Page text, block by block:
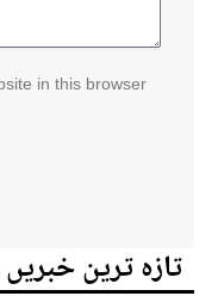
in this browser
تازہ ترین خبریں